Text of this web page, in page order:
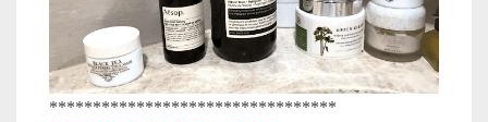
*********************************